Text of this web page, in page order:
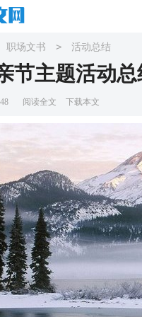
职场文书 > 活动总结
节主题活动总
阅读全文 下载本文